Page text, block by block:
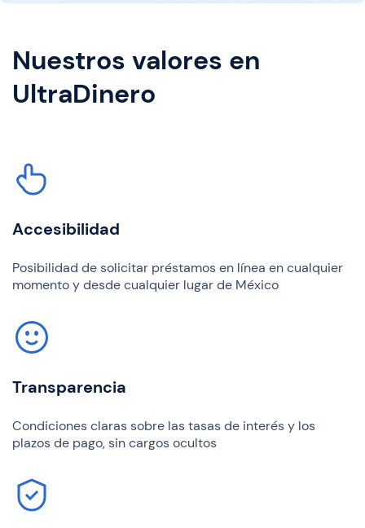
Nuestros valores en
UltraDinero
Accesibilidad
Posibilidad de solicitar préstamos en línea en cualquier
momento y desde cualquier lugar de México
Transparencia
Condiciones claras sobre las tasas de interés y los
plazos de pago, sin cargos ocultos